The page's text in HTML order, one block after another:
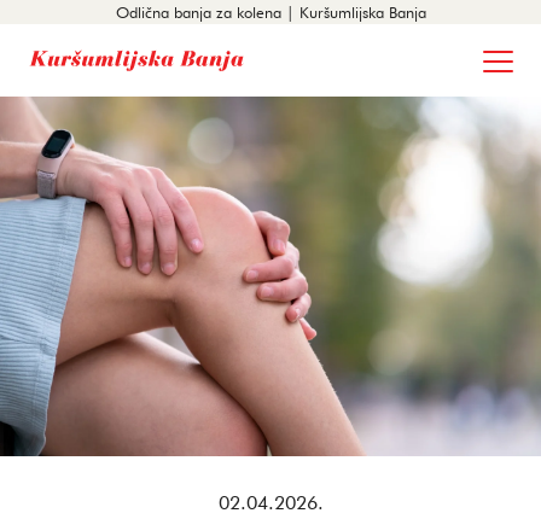
Odlična banja za kolena | Kuršumlijska Banja
02.04.2026.